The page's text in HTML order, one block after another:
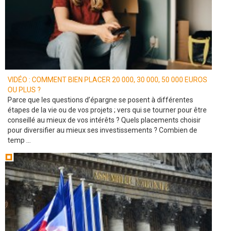
VIDÉO : COMMENT BIEN PLACER 20 000, 30 000, 50 000 EUROS
OU PLUS ?
Parce que les questions d’épargne se posent à différentes
étapes de la vie ou de vos projets ; vers qui se tourner pour être
conseillé au mieux de vos intérêts ? Quels placements choisir
pour diversifier au mieux ses investissements ? Combien de
temp ...